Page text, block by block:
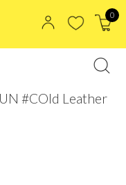
0
#COld Leather